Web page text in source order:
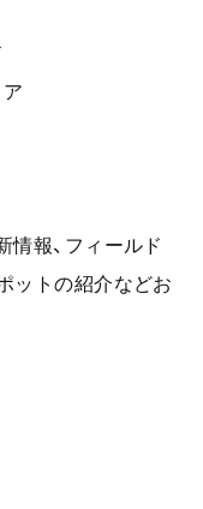
情報、フィールド
ットの紹介などお